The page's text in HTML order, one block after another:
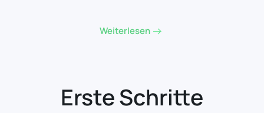
Weiterlesen
Erste Schritte